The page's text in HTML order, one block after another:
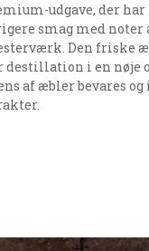
udgave, der
smag med
Den friske
i en nøje
af æbler bevares